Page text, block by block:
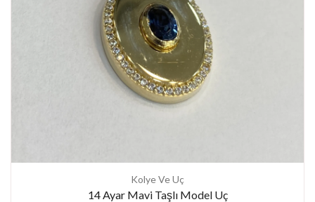
Kolye Ve Uç
14 Ayar Mavi Taşlı Model Uç